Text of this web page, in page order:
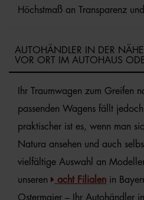
Höchstmaß an Transparenz
AUTOHÄNDLER IN DER
VOR ORT IM AUTOHAUS
Ihr Traumwagen zum Greifen
passenden Wagens fällt
praktischer ist es, wenn man
Natura ansehen und auch
vielfältige Auswahl an
unseren
acht Filialen in
Ostermaier – Ihr Autohändler